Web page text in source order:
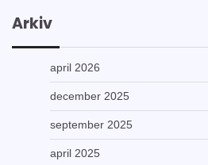
Arkiv
april 2026
december 2025
september 2025
april 2025